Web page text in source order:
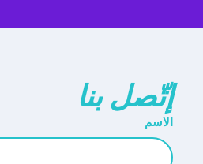
إتّصل بنا
الاسم